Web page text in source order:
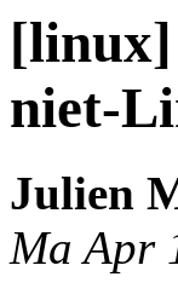
niet-
Julien
Ma Apr